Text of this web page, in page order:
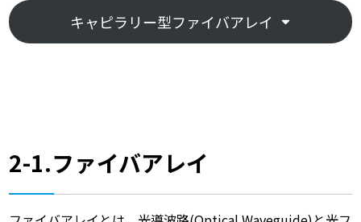
キャピラリー型ファイバアレイ
2-1.ファイバアレイ